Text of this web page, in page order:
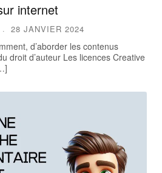
internet
28 JANVIER 2024
d’aborder les contenus
droit d’auteur Les licences Creative